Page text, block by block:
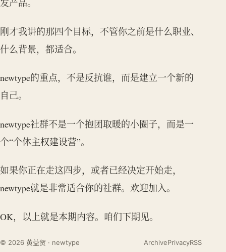
发产品。
刚才我讲的那四个目标，不管你之前是什么职业、
什么背景，都适合。
newtype的重点，不是反抗谁，而是建立一个新的
自己。
newtype社群不是一个抱团取暖的小圈子，而是一
个“个体主权建设营”。
如果你正在走这四步，或者已经决定开始走，
newtype就是非常适合你的社群。欢迎加入。
OK，以上就是本期内容。咱们下期见。
© 2026 黄益贺 · newtype ArchivePrivacyRSS